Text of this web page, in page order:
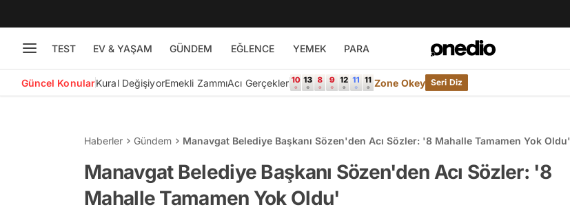
TEST EV & YAŞAM GÜNDEM EĞLENCE YEMEK PARA
Güncel KonularKural DeğişiyorEmekli ZammıAcı Gerçekler Zone Okey Seri Diz
Haberler Gündem Manavgat Belediye Başkanı Sözen'den Acı Sözler: '8 Mahalle Tamamen Yok Oldu'
Manavgat Belediye Başkanı Sözen'den Acı Sözler: '8
Mahalle Tamamen Yok Oldu'